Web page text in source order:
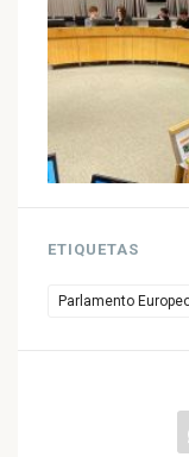
ETIQUETAS
Parlamento